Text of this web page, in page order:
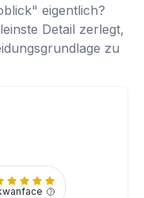
eigentlich?
Detail zerlegt,
zu